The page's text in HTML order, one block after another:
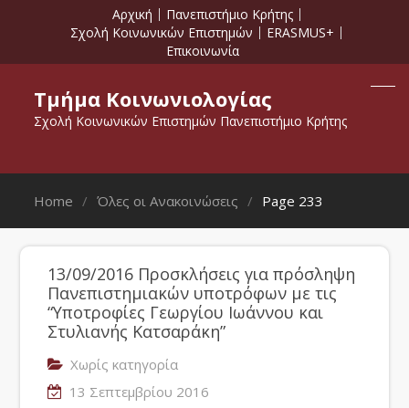
Αρχική
Πανεπιστήμιο Κρήτης
Σχολή Κοινωνικών Επιστημών
ERASMUS+
Επικοινωνία
Τμήμα Κοινωνιολογίας
Σχολή Κοινωνικών Επιστημών Πανεπιστήμιο Κρήτης
Home Όλες οι Ανακοινώσεις Page 233
13/09/2016 Προσκλήσεις για πρόσληψη
Πανεπιστημιακών υποτρόφων με τις
“Υποτροφίες Γεωργίου Ιωάννου και
Στυλιανής Κατσαράκη”
Χωρίς κατηγορία
13 Σεπτεμβρίου 2016